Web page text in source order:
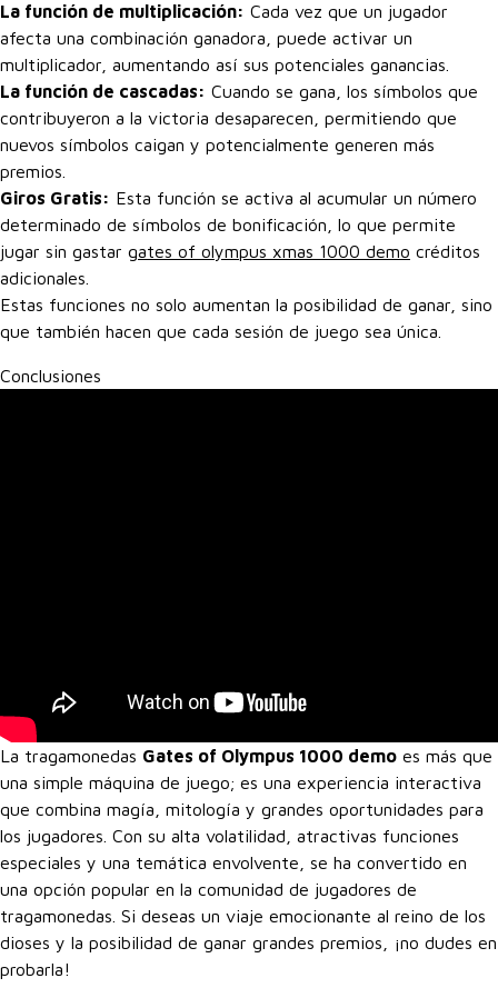
La función de multiplicación: Cada vez que un jugador
afecta una combinación ganadora, puede activar un
multiplicador, aumentando así sus potenciales ganancias.
La función de cascadas: Cuando se gana, los símbolos que
contribuyeron a la victoria desaparecen, permitiendo que
nuevos símbolos caigan y potencialmente generen más
premios.
Giros Gratis: Esta función se activa al acumular un número
determinado de símbolos de bonificación, lo que permite
jugar sin gastar gates of olympus xmas 1000 demo créditos
adicionales.
Estas funciones no solo aumentan la posibilidad de ganar, sino
que también hacen que cada sesión de juego sea única.
Conclusiones
La tragamonedas Gates of Olympus 1000 demo es más que
una simple máquina de juego; es una experiencia interactiva
que combina magía, mitología y grandes oportunidades para
los jugadores. Con su alta volatilidad, atractivas funciones
especiales y una temática envolvente, se ha convertido en
una opción popular en la comunidad de jugadores de
tragamonedas. Si deseas un viaje emocionante al reino de los
dioses y la posibilidad de ganar grandes premios, ¡no dudes en
probarla!